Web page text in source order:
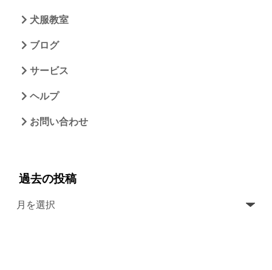
犬服教室
ブログ
サービス
ヘルプ
お問い合わせ
過去の投稿